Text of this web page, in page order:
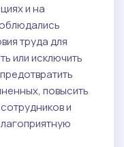
и на
труда для
или исключить
повысить
и